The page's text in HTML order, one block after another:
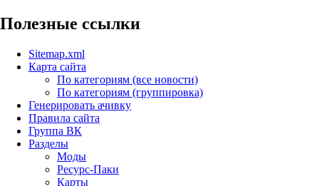
Полезные ссылки
Sitemap.xml
Карта сайта
По категориям (все новости)
По категориям (группировка)
Генерировать ачивку
Правила сайта
Группа ВК
Разделы
Моды
Ресурс-Паки
Карты